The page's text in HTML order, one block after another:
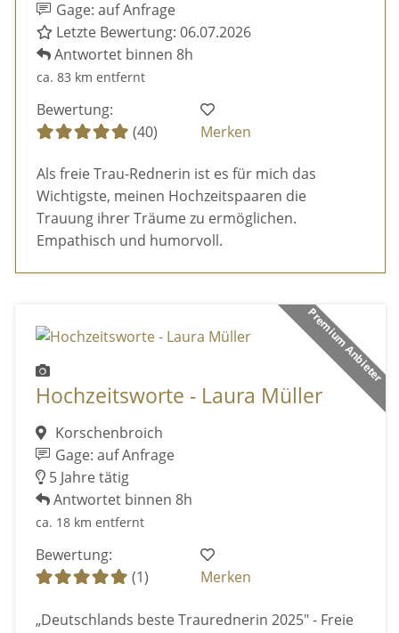
Gage: auf Anfrage
Letzte Bewertung: 06.07.2026
Antwortet binnen 8h
ca. 83 km entfernt
Bewertung:
(40)
Merken
Als freie Trau-Rednerin ist es für mich das
Wichtigste, meinen Hochzeitspaaren die
Trauung ihrer Träume zu ermöglichen.
Empathisch und humorvoll.
Premium Anbieter
Hochzeitsworte - Laura Müller
Korschenbroich
Gage: auf Anfrage
5 Jahre tätig
Antwortet binnen 8h
ca. 18 km entfernt
Bewertung:
(1)
Merken
„Deutschlands beste Traurednerin 2025" - Freie